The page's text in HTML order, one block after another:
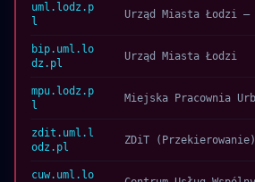
uml.lodz.p
l
bip.uml.lo
dz.pl
Urząd Miasta Łodzi
mpu.lodz.p
l
zdit.uml.l
odz.pl
ZDiT (Przekierowanie)
cuw.uml.lo